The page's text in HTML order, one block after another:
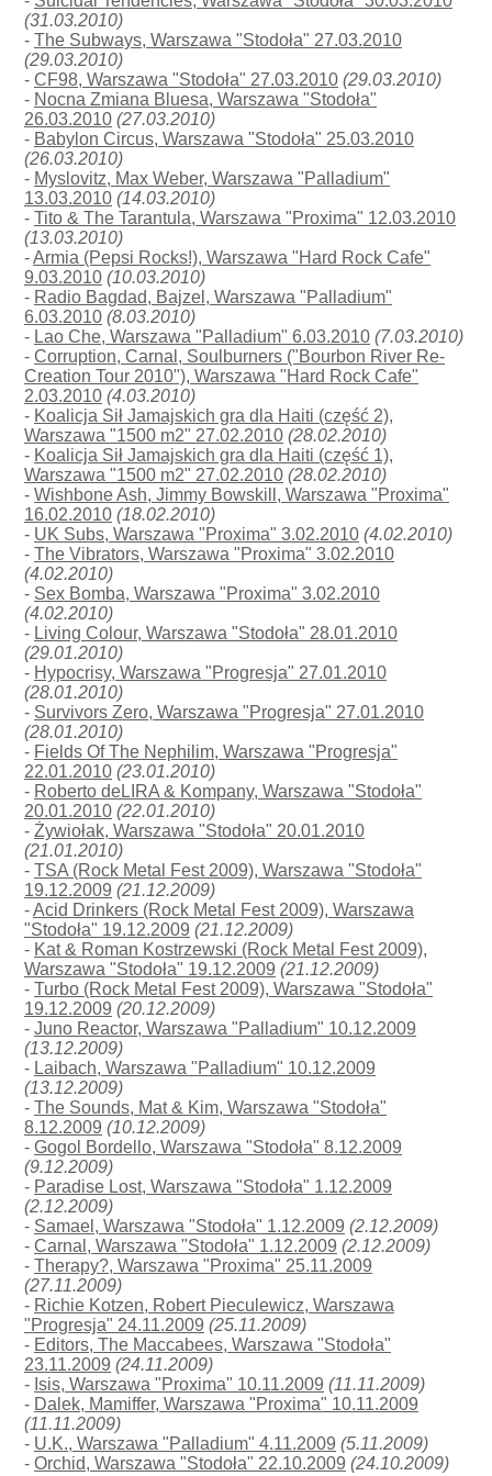
(31.03.2010)
-The Subways, Warszawa "Stodoła" 27.03.2010
(29.03.2010)
-CF98, Warszawa "Stodoła" 27.03.2010 (29.03.2010)
- Nocna Zmiana Bluesa, Warszawa "Stodoła"
26.03.2010 (27.03.2010)
- Babylon Circus, Warszawa "Stodoła" 25.03.2010
(26.03.2010)
- Myslovitz, Max Weber, Warszawa "Palladium"
13.03.2010 (14.03.2010)
-Tito & The Tarantula, Warszawa "Proxima" 12.03.2010
(13.03.2010)
-Armia (Pepsi Rocks!), Warszawa "Hard Rock Cafe"
9.03.2010 (10.03.2010)
- Radio Bagdad, Bajzel, Warszawa "Palladium"
6.03.2010 (8.03.2010)
- Lao Che, Warszawa "Palladium" 6.03.2010 (7.03.2010)
-Corruption, Carnal, Soulburners ("Bourbon River Re-
Creation Tour 2010"), Warszawa "Hard Rock Cafe"
2.03.2010 (4.03.2010)
- Koalicja Sił Jamajskich gra dla Haiti (część 2),
Warszawa "1500 m2" 27.02.2010 (28.02.2010)
- Koalicja Sił Jamajskich gra dla Haiti (część 1),
Warszawa "1500 m2" 27.02.2010 (28.02.2010)
-Wishbone Ash, Jimmy Bowskill, Warszawa "Proxima"
16.02.2010 (18.02.2010)
- UK Subs, Warszawa "Proxima" 3.02.2010 (4.02.2010)
-The Vibrators, Warszawa "Proxima" 3.02.2010
(4.02.2010)
- Sex Bomba, Warszawa "Proxima" 3.02.2010
(4.02.2010)
- Living Colour, Warszawa "Stodoła" 28.01.2010
(29.01.2010)
- Hypocrisy, Warszawa "Progresja" 27.01.2010
(28.01.2010)
- Survivors Zero, Warszawa "Progresja" 27.01.2010
(28.01.2010)
- Fields Of The Nephilim, Warszawa "Progresja"
22.01.2010 (23.01.2010)
- Roberto deLIRA & Kompany, Warszawa "Stodoła"
20.01.2010 (22.01.2010)
-Żywiołak, Warszawa "Stodoła" 20.01.2010
(21.01.2010)
-TSA (Rock Metal Fest 2009), Warszawa "Stodoła"
19.12.2009 (21.12.2009)
-Acid Drinkers (Rock Metal Fest 2009), Warszawa
"Stodoła" 19.12.2009 (21.12.2009)
- Kat & Roman Kostrzewski (Rock Metal Fest 2009),
Warszawa "Stodoła" 19.12.2009 (21.12.2009)
-Turbo (Rock Metal Fest 2009), Warszawa "Stodoła"
19.12.2009 (20.12.2009)
-Juno Reactor, Warszawa "Palladium" 10.12.2009
(13.12.2009)
- Laibach, Warszawa "Palladium" 10.12.2009
(13.12.2009)
-The Sounds, Mat & Kim, Warszawa "Stodoła"
8.12.2009 (10.12.2009)
-Gogol Bordello, Warszawa "Stodoła" 8.12.2009
(9.12.2009)
- Paradise Lost, Warszawa "Stodoła" 1.12.2009
(2.12.2009)
- Samael, Warszawa "Stodoła" 1.12.2009 (2.12.2009)
-Carnal, Warszawa "Stodoła" 1.12.2009 (2.12.2009)
-Therapy?, Warszawa "Proxima" 25.11.2009
(27.11.2009)
- Richie Kotzen, Robert Pieculewicz, Warszawa
"Progresja" 24.11.2009 (25.11.2009)
- Editors, The Maccabees, Warszawa "Stodoła"
23.11.2009 (24.11.2009)
- Isis, Warszawa "Proxima" 10.11.2009 (11.11.2009)
- Dalek, Mamiffer, Warszawa "Proxima" 10.11.2009
(11.11.2009)
- U.K., Warszawa "Palladium" 4.11.2009 (5.11.2009)
-Orchid, Warszawa "Stodoła" 22.10.2009 (24.10.2009)